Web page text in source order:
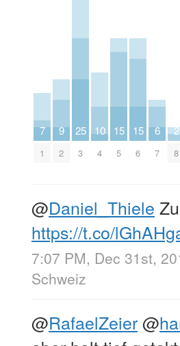
7
1
9
2
25
3
10
4
15
5
15
6
6
7
2
8
@Daniel_Thiele
https://t.co/
7:07 PM, Dec 31st,
Schweiz
@RafaelZeier@